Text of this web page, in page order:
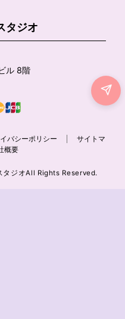
タジオ
ル 8階
バシーポリシー
サイトマ
概要
ジオAll Rights Reserved.